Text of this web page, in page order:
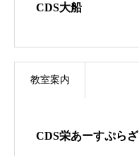
CDS大船
教室案内
CDS栄あーすぷらざ